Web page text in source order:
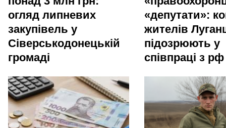
огляд липневих
закупівель у
Сіверськодонецькій
громаді
«депутати»:
жителів
підозрюють у
співпраці з рф